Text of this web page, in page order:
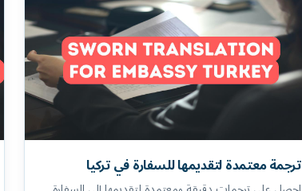
ترجمة معتمدة لتقديمها للسفارة في تركيا